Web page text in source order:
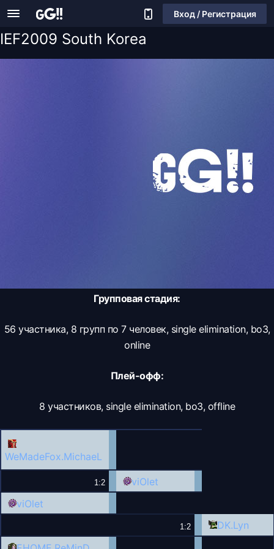
Вход / Регистрация
IEF2009 South Korea
Групповая стадия:
56 участника, 8 групп по 7 человек, single elimination, bo3,
online
Плей-офф:
8 участников, single elimination, bo3, offline
WeMadeFox.MichaeL
1:2
viOlet
viOlet
1:2 DK.Lyn